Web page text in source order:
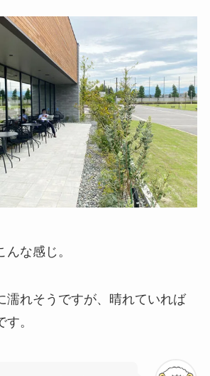
な感じ。
濡れそうですが、晴れていれば
。